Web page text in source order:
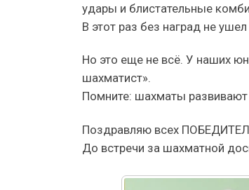
удары и блистательные
В этот раз без наград не
Но это еще не всё. У наших
шахматист».
Помните: шахматы развивают
Поздравляю всех
До встречи за шахматной